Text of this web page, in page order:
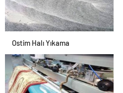
Ostim Halı Yıkama